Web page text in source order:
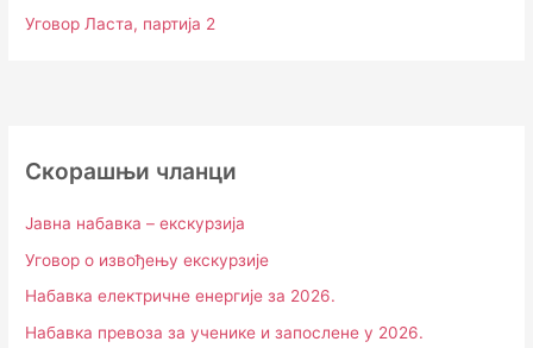
Уговор Ласта, партија 2
Скорашњи чланци
Јавна набавка – екскурзија
Уговор о извођењу екскурзије
Набавка електричне енергије за 2026.
Набавка превоза за ученике и запослене у 2026.